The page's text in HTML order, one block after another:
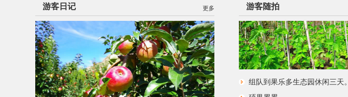
游客日记 更多 游客随拍
组队到果乐多生态园休闲三天。